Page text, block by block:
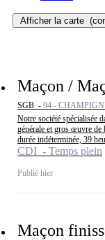
Afficher la carte
Maçon /
SGB - 94 -
Notre société spécialisée
générale et gros œuvre de
durée indéterminée, 39
CDI - Temps plein
Publié hier
Maçon